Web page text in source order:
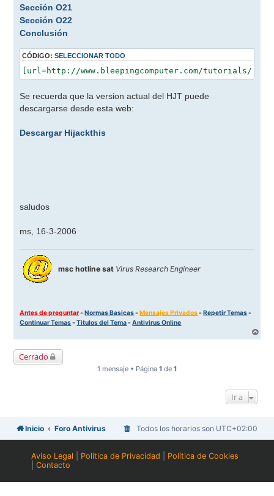
Sección O21
Sección O22
Conclusión
CÓDIGO:SELECCIONAR TODO
Se recuerda que la version actual del HJT puede
descargarse desde esta web:
Descargar Hijackthis
saludos
ms, 16-3-2006
msc hotline sat Virus Research Engineer
Antes de preguntar-Normas Basicas-Mensajes Privados-Repetir Temas-
Continuar Temas-Titulos del Tema-Antivirus Online
r
Cerrado
1 mensaje • Página 1 de 1
Ir a
Inicio Foro Antivirus Todos los horarios son UTC+02:00
Aviso Legal Política de Privacidad
Política de Cookies
|Contacto